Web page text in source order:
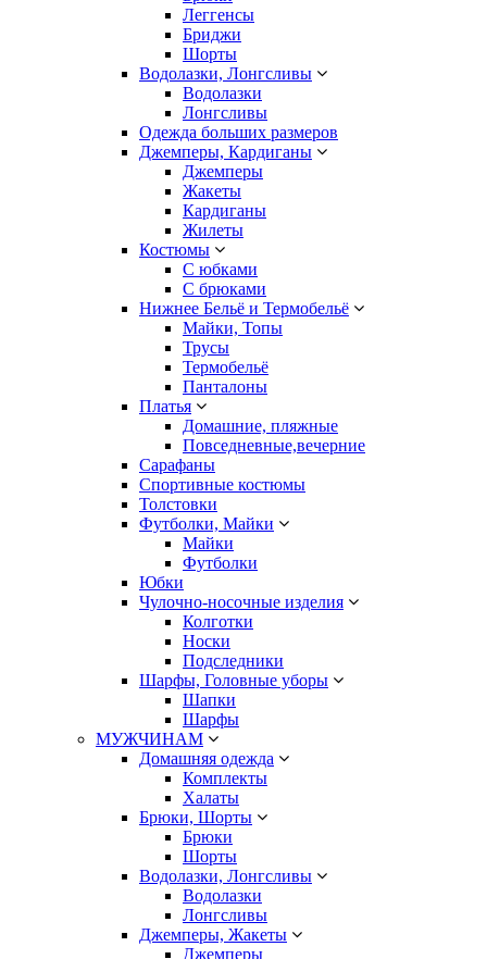
Леггенсы
Бриджи
Шорты
Водолазки, Лонгсливы
Водолазки
Лонгсливы
Одежда больших размеров
Джемперы, Кардиганы
Джемперы
Жакеты
Кардиганы
Жилеты
Костюмы
С юбками
С брюками
Нижнее Бельё и Термобельё
Майки, Топы
Трусы
Термобельё
Панталоны
Платья
Домашние, пляжные
Повседневные,вечерние
Сарафаны
Спортивные костюмы
Толстовки
Футболки, Майки
Майки
Футболки
Юбки
Чулочно-носочные изделия
Колготки
Носки
Подследники
Шарфы, Головные уборы
Шапки
Шарфы
МУЖЧИНАМ
Домашняя одежда
Комплекты
Халаты
Брюки, Шорты
Брюки
Шорты
Водолазки, Лонгсливы
Водолазки
Лонгсливы
Джемперы, Жакеты
Джемперы